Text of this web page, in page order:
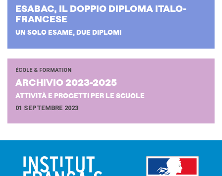
ESA­BAC, IL DOP­PIO DI­PLO­MA ITALO-​
FRANCESE
UN SOLO ESAME, DUE DIPLOMI
ÉCOLE & FORMATION
AR­CHI­VIO 2023-​2025
ATTIVITÀ E PROGETTI PER LE SCUOLE
01 SEPTEMBRE 2023